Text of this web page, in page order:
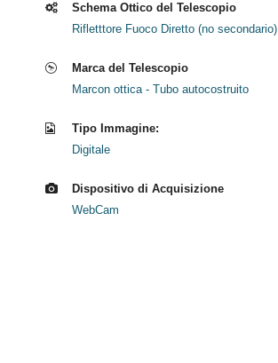
Schema Ottico del Telescopio
Rifletttore Fuoco Diretto (no secondario)
Marca del Telescopio
Marcon ottica - Tubo autocostruito
Tipo Immagine:
Digitale
Dispositivo di Acquisizione
WebCam